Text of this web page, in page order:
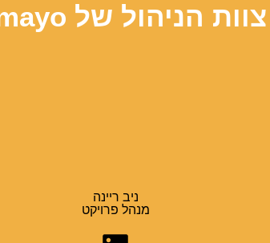
צוות הניהול של Tamayo
ניב ריינה
מנהל פרויקט